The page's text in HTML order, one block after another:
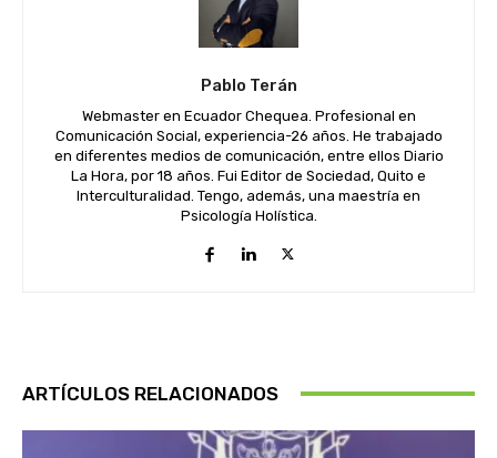
Pablo Terán
Webmaster en Ecuador Chequea. Profesional en
Comunicación Social, experiencia-26 años. He trabajado
en diferentes medios de comunicación, entre ellos Diario
La Hora, por 18 años. Fui Editor de Sociedad, Quito e
Interculturalidad. Tengo, además, una maestría en
Psicología Holística.
ARTÍCULOS RELACIONADOS